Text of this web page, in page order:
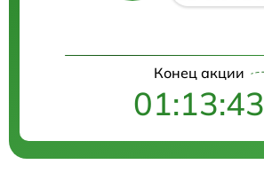
Конец акции
01:13:43